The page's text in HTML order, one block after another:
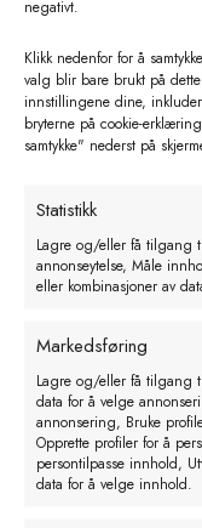
negativt.
Klikk nedenfor for å
valg blir bare brukt på
innstillingene dine,
bryterne på cookie-
samtykke" nederst på
Statistikk
Lagre og/eller få tilgang
annonseytelse, Måle
eller kombinasjoner av
Markedsføring
Lagre og/eller få tilgang
data for å velge
annonsering, Bruke
Opprette profiler for å
persontilpasse innhold,
data for å velge innhold.